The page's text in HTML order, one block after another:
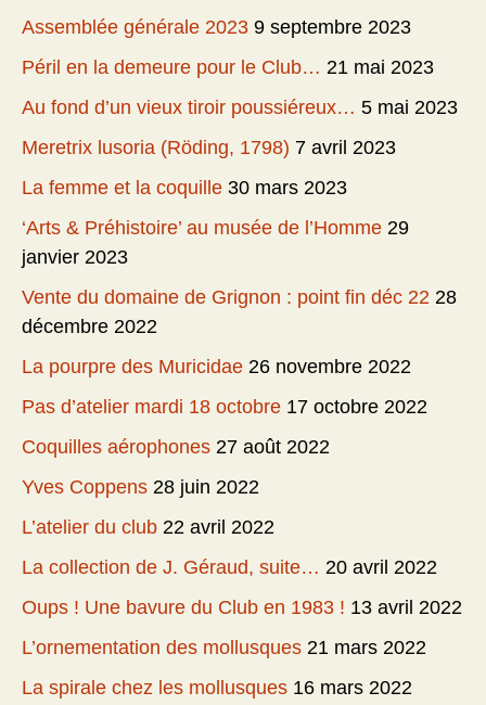
Assemblée générale 2023 9 septembre 2023
Péril en la demeure pour le Club… 21 mai 2023
Au fond d’un vieux tiroir poussiéreux… 5 mai 2023
Meretrix lusoria (Röding, 1798) 7 avril 2023
La femme et la coquille 30 mars 2023
‘Arts & Préhistoire’ au musée de l’Homme 29
janvier 2023
Vente du domaine de Grignon : point fin déc 22 28
décembre 2022
La pourpre des Muricidae 26 novembre 2022
Pas d’atelier mardi 18 octobre 17 octobre 2022
Coquilles aérophones 27 août 2022
Yves Coppens 28 juin 2022
L’atelier du club 22 avril 2022
La collection de J. Géraud, suite… 20 avril 2022
Oups ! Une bavure du Club en 1983 ! 13 avril 2022
L’ornementation des mollusques 21 mars 2022
La spirale chez les mollusques 16 mars 2022